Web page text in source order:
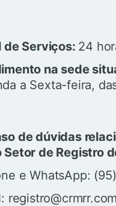
de Serviços: 24
na sede
a Sexta-feira,
de dúvidas
Setor de Registro
e WhatsApp:
registro@crmrr.com